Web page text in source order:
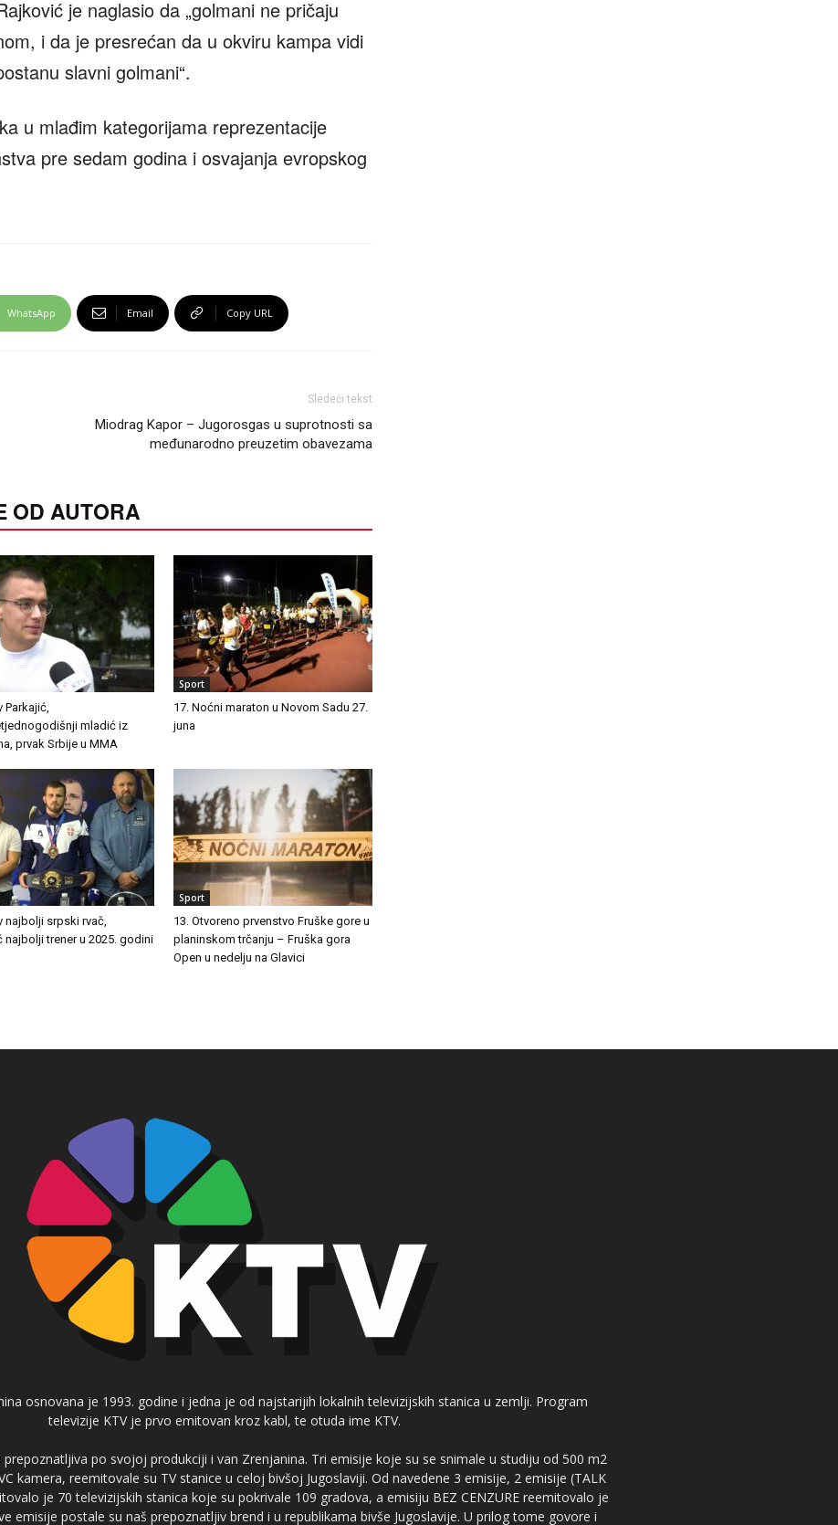
je naglasio da „golmani ne pričaju
i da je presrećan da u okviru kampa vidi
slavni golmani“.
u mlađim kategorijama reprezentacije
pre sedam godina i osvajanja evropskog
WhatsApp Email Copy URL
Sledeći tekst
Miodrag Kapor – Jugorosgas u suprotnosti sa
međunarodno preuzetim obavezama
OD AUTORA
Parkajić,
mladić iz
prvak Srbije u MMA
Sport
17. Noćni maraton u Novom Sadu 27.
juna
najbolji srpski rvač,
najbolji trener u 2025. godini
Sport
13. Otvoreno prvenstvo Fruške gore u
planinskom trčanju – Fruška gora
Open u nedelju na Glavici
osnovana je 1993. godine i jedna je od najstarijih lokalnih televizijskih stanica u zemlji. Program
televizije KTV je prvo emitovan kroz kabl, te otuda ime KTV.
prepoznatljiva po svojoj produkciji i van Zrenjanina. Tri emisije koje su se snimale u studiju od 500 m2
kamera, reemitovale su TV stanice u celoj bivšoj Jugoslaviji. Od navedene 3 emisije, 2 emisije (TALK
je 70 televizijskih stanica koje su pokrivale 109 gradova, a emisiju BEZ CENZURE reemitovalo je
emisije postale su naš prepoznatljiv brend i u republikama bivše Jugoslavije. U prilog tome govore i